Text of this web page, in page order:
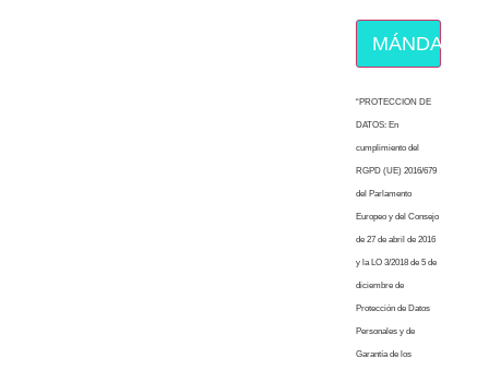
MÁNDAME
“PROTECCION DE
DATOS: En
cumplimiento del
RGPD (UE) 2016/679
del Parlamento
Europeo y del Consejo
de 27 de abril de 2016
y la LO 3/2018 de 5 de
diciembre de
Protección de Datos
Personales y de
Garantía de los